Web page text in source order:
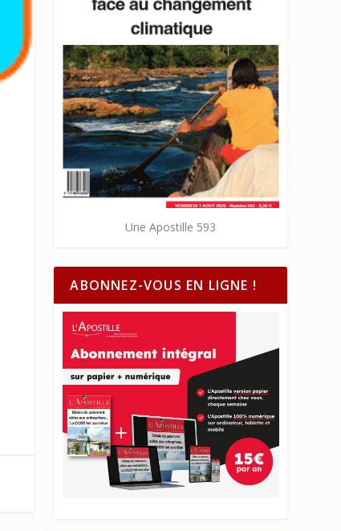
Une Apostille 593
ABONNEZ-VOUS EN LIGNE !